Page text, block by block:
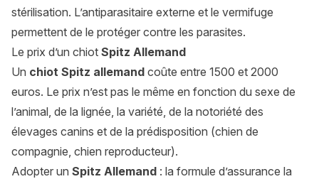
stérilisation. L’antiparasitaire externe et le vermifuge
permettent de le protéger contre les parasites.
Le prix d’un chiot Spitz Allemand
Un chiot Spitz allemand coûte entre 1500 et 2000
euros. Le prix n’est pas le même en fonction du sexe de
l’animal, de la lignée, la variété, de la notoriété des
élevages canins et de la prédisposition (chien de
compagnie, chien reproducteur).
Adopter un Spitz Allemand : la formule d’assurance la